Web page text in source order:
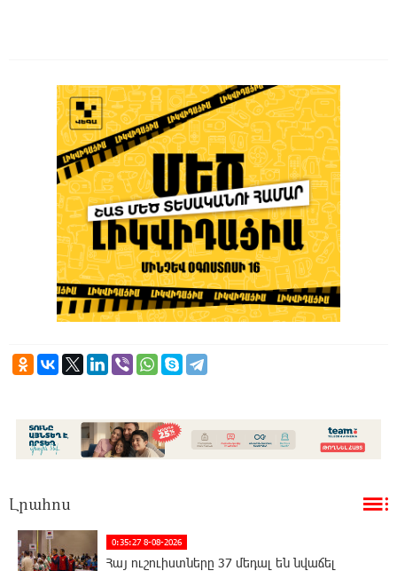
Լրահոս
0:35:27 8-08-2026
Հայ ուշուիստները 37 մեդալ են նվաճել